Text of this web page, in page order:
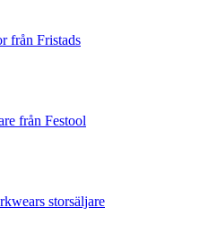
från Fristads
från Festool
storsäljare